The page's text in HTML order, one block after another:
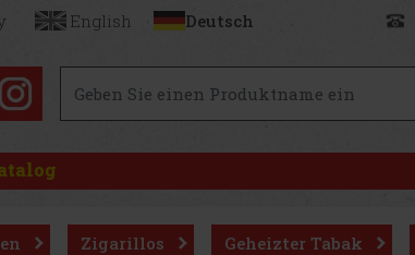
English Deutsch
Zigarillos Geheizter Tabak